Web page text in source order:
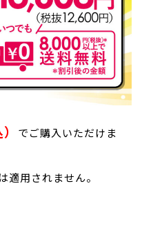
でご購入いただけま
適用されません。